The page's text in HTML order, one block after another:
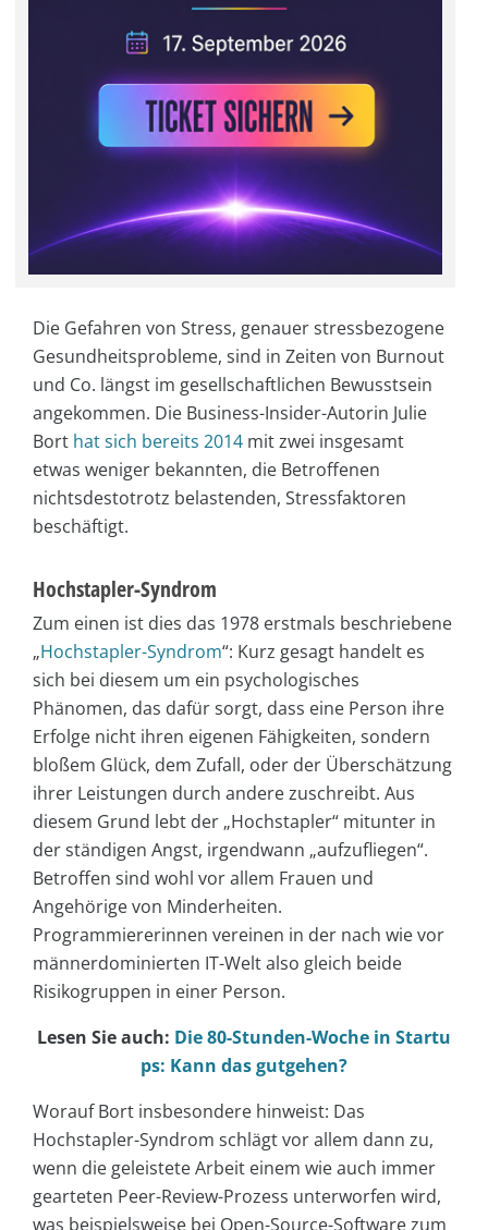
Die Gefahren von Stress, genauer stressbezogene
Gesundheitsprobleme, sind in Zeiten von Burnout
und Co. längst im gesellschaftlichen Bewusstsein
angekommen. Die Business-Insider-Autorin Julie
Bort hat sich bereits 2014 mit zwei insgesamt
etwas weniger bekannten, die Betroffenen
nichtsdestotrotz belastenden, Stressfaktoren
beschäftigt.
Hochstapler-Syndrom
Zum einen ist dies das 1978 erstmals beschriebene
„Hochstapler-Syndrom“: Kurz gesagt handelt es
sich bei diesem um ein psychologisches
Phänomen, das dafür sorgt, dass eine Person ihre
Erfolge nicht ihren eigenen Fähigkeiten, sondern
bloßem Glück, dem Zufall, oder der Überschätzung
ihrer Leistungen durch andere zuschreibt. Aus
diesem Grund lebt der „Hochstapler“ mitunter in
der ständigen Angst, irgendwann „aufzufliegen“.
Betroffen sind wohl vor allem Frauen und
Angehörige von Minderheiten.
Programmiererinnen vereinen in der nach wie vor
männerdominierten IT-Welt also gleich beide
Risikogruppen in einer Person.
Lesen Sie auch: Die 80-Stunden-Woche in Startu
ps: Kann das gutgehen?
Worauf Bort insbesondere hinweist: Das
Hochstapler-Syndrom schlägt vor allem dann zu,
wenn die geleistete Arbeit einem wie auch immer
gearteten Peer-Review-Prozess unterworfen wird,
was beispielsweise bei Open-Source-Software zum